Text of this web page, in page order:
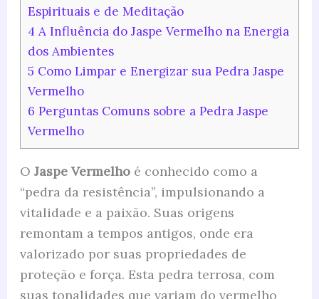
Espirituais e de Meditação
4 A Influência do Jaspe Vermelho na Energia
dos Ambientes
5 Como Limpar e Energizar sua Pedra Jaspe
Vermelho
6 Perguntas Comuns sobre a Pedra Jaspe
Vermelho
O Jaspe Vermelhoé conhecido como a
“pedra da resistência”, impulsionando a
vitalidade e a paixão. Suas origens
remontam a tempos antigos, onde era
valorizado por suas propriedades de
proteção e força. Esta pedra terrosa, com
suas tonalidades que variam do vermelho